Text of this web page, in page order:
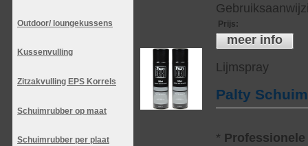
Outdoor/ loungekussens
Kussenvulling
Zitzakvulling EPS Korrels
Schuimrubber op maat
Schuimrubber per plaat
Prijs:
meer info
Lijmspray
Palty
* Professionele